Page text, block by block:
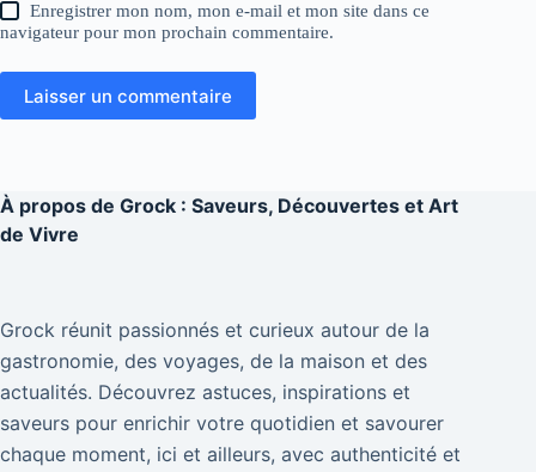
Enregistrer mon nom, mon e-mail et mon site dans ce
navigateur pour mon prochain commentaire.
Laisser un commentaire
À propos de Grock : Saveurs, Découvertes et Art
de Vivre
Grock réunit passionnés et curieux autour de la
gastronomie, des voyages, de la maison et des
actualités. Découvrez astuces, inspirations et
saveurs pour enrichir votre quotidien et savourer
chaque moment, ici et ailleurs, avec authenticité et